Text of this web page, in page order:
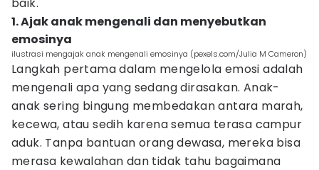
1. Ajak anak mengenali dan menyebutkan
emosinya
ilustrasi mengajak anak mengenali emosinya (pexels.com/Julia M Cameron)
Langkah pertama dalam mengelola emosi adalah
mengenali apa yang sedang dirasakan. Anak-
anak sering bingung membedakan antara marah,
kecewa, atau sedih karena semua terasa campur
aduk. Tanpa bantuan orang dewasa, mereka bisa
merasa kewalahan dan tidak tahu bagaimana